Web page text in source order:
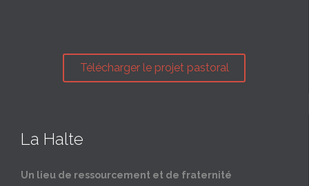
Télécharger le projet pastoral
La Halte
Un lieu de ressourcement et de fraternité